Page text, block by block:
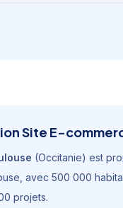
Site E-
(Occitanie) est
, avec 500 000
projets.